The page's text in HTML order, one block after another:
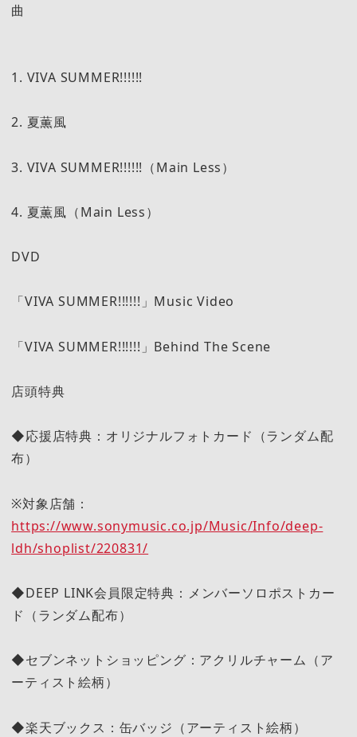
曲
1. VIVA SUMMER!!!!!!
2. 夏薫風
3. VIVA SUMMER!!!!!!（Main Less）
4. 夏薫風（Main Less）
DVD
「VIVA SUMMER!!!!!!」Music Video
「VIVA SUMMER!!!!!!」Behind The Scene
店頭特典
◆応援店特典：オリジナルフォトカード（ランダム配
布）
※対象店舗：
https://www.sonymusic.co.jp/Music/Info/deep-
ldh/shoplist/220831/
◆DEEP LINK会員限定特典：メンバーソロポストカー
ド（ランダム配布）
◆セブンネットショッピング：アクリルチャーム（ア
ーティスト絵柄）
◆楽天ブックス：缶バッジ（アーティスト絵柄）